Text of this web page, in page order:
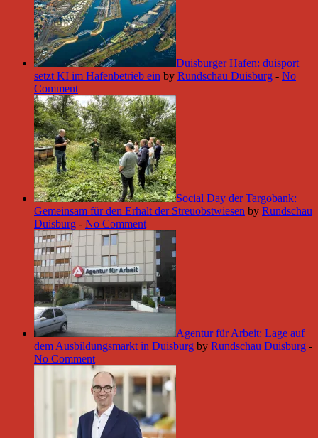
Duisburger Hafen: duisport
setzt KI im Hafenbetrieb ein by Rundschau Duisburg - No
Comment
Social Day der Targobank:
Gemeinsam für den Erhalt der Streuobstwiesen by Rundschau
Duisburg - No Comment
Agentur für Arbeit: Lage auf
dem Ausbildungsmarkt in Duisburg by Rundschau Duisburg -
No Comment